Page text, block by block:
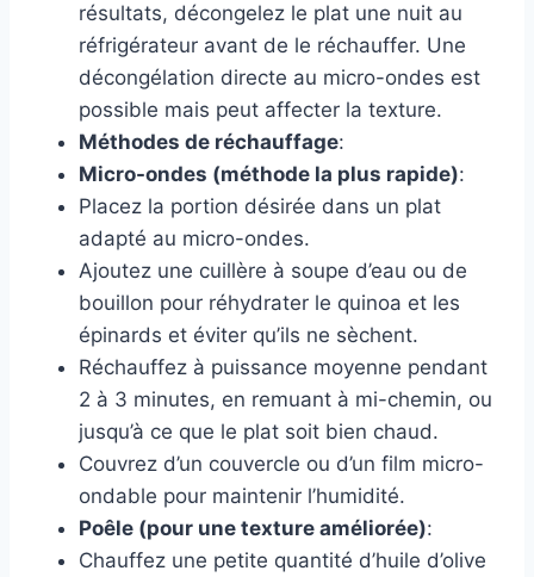
résultats, décongelez le plat une nuit au
réfrigérateur avant de le réchauffer. Une
décongélation directe au micro-ondes est
possible mais peut affecter la texture.
Méthodes de réchauffage:
Micro-ondes (méthode la plus rapide):
Placez la portion désirée dans un plat
adapté au micro-ondes.
Ajoutez une cuillère à soupe d’eau ou de
bouillon pour réhydrater le quinoa et les
épinards et éviter qu’ils ne sèchent.
Réchauffez à puissance moyenne pendant
2 à 3 minutes, en remuant à mi-chemin, ou
jusqu’à ce que le plat soit bien chaud.
Couvrez d’un couvercle ou d’un film micro-
ondable pour maintenir l’humidité.
Poêle (pour une texture améliorée):
Chauffez une petite quantité d’huile d’olive